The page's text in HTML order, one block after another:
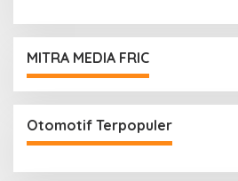
MITRA MEDIA FRIC
Otomotif Terpopuler